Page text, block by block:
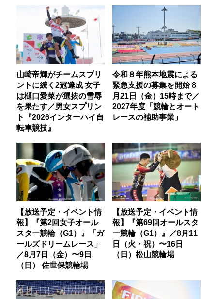
山崎帝輝がチームスプリ
ントに続く2冠達成 女子
は樋口愛菜が選抜の雪辱
を果たす／男女スプリン
ト『2026インターハイ自
転車競技』
令和８年熊本地震による
緊急支援の募集を開始 8
月21日（金）15時まで／
2027年度「競輪とオート
レースの補助事業」
【放送予定・イベント情
報】『第2回女子オール
スター競輪（G1）』「ガ
ールズドリームレース」
／8月7日（金）〜9日
（日） 佐世保競輪場
【放送予定・イベント情
報】『第69回オールスタ
ー競輪（G1）』／8月11
日（火・祝）〜16日
（日）松山競輪場